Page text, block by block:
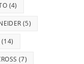
(4)
(5)
(14)
(7)